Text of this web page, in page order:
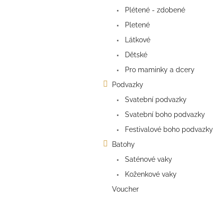
Plétené - zdobené
Pletené
Látkové
Dětské
Pro maminky a dcery
Podvazky
Svatební podvazky
Svatební boho podvazky
Festivalové boho podvazky
Batohy
Saténové vaky
Koženkové vaky
Voucher